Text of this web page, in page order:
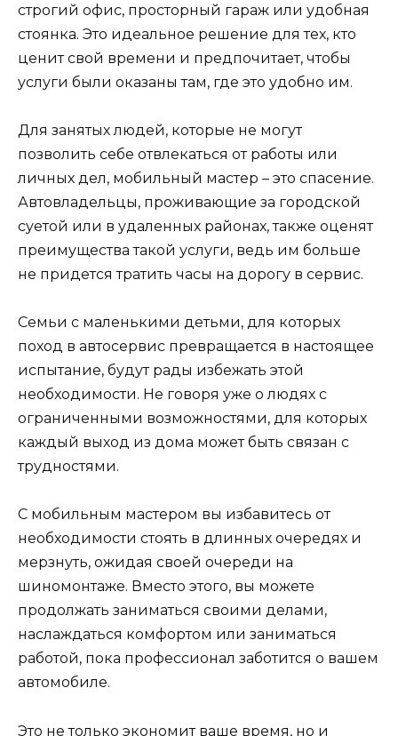
строгий офис, просторный гараж или удобная
стоянка. Это идеальное решение для тех, кто
ценит свой времени и предпочитает, чтобы
услуги были оказаны там, где это удобно им.
Для занятых людей, которые не могут
позволить себе отвлекаться от работы или
личных дел, мобильный мастер – это спасение.
Автовладельцы, проживающие за городской
суетой или в удаленных районах, также оценят
преимущества такой услуги, ведь им больше
не придется тратить часы на дорогу в сервис.
Семьи с маленькими детьми, для которых
поход в автосервис превращается в настоящее
испытание, будут рады избежать этой
необходимости. Не говоря уже о людях с
ограниченными возможностями, для которых
каждый выход из дома может быть связан с
трудностями.
С мобильным мастером вы избавитесь от
необходимости стоять в длинных очередях и
мерзнуть, ожидая своей очереди на
шиномонтаже. Вместо этого, вы можете
продолжать заниматься своими делами,
наслаждаться комфортом или заниматься
работой, пока профессионал заботится о вашем
автомобиле.
Это не только экономит ваше время, но и